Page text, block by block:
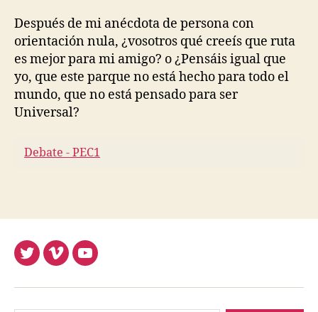
Después de mi anécdota de persona con
orientación nula, ¿vosotros qué creeís que ruta
es mejor para mi amigo? o ¿Pensáis igual que
yo, que este parque no está hecho para todo el
mundo, que no está pensado para ser
Universal?
Debate - PEC1
TwitterVimeoYoutube